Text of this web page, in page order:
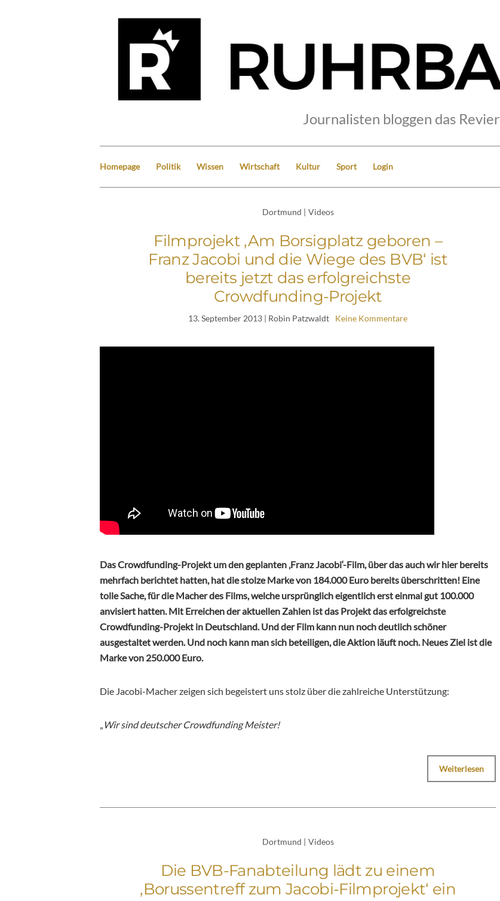
Journalisten bloggen das Revier
Homepage Politik Wissen Wirtschaft Kultur Sport Login
Dortmund | Videos
Filmprojekt ‚Am Borsigplatz geboren –
Franz Jacobi und die Wiege des BVB‘ ist
bereits jetzt das erfolgreichste
Crowdfunding-Projekt
13. September 2013 | Robin Patzwaldt Keine Kommentare
Das Crowdfunding-Projekt um den geplanten ‚Franz Jacobi‘-Film, über das auch wir hier bereits
mehrfach berichtet hatten, hat die stolze Marke von 184.000 Euro bereits überschritten! Eine
tolle Sache, für die Macher des Films, welche ursprünglich eigentlich erst einmal gut 100.000
anvisiert hatten. Mit Erreichen der aktuellen Zahlen ist das Projekt das erfolgreichste
Crowdfunding-Projekt in Deutschland. Und der Film kann nun noch deutlich schöner
ausgestaltet werden. Und noch kann man sich beteiligen, die Aktion läuft noch. Neues Ziel ist die
Marke von 250.000 Euro.
Die Jacobi-Macher zeigen sich begeistert uns stolz über die zahlreiche Unterstützung:
Wir sind deutscher Crowdfunding Meister!
Weiterlesen
Dortmund | Videos
Die BVB-Fanabteilung lädt zu einem
‚Borussentreff zum Jacobi-Filmprojekt‘ ein